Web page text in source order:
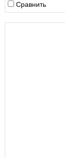
Сравнить